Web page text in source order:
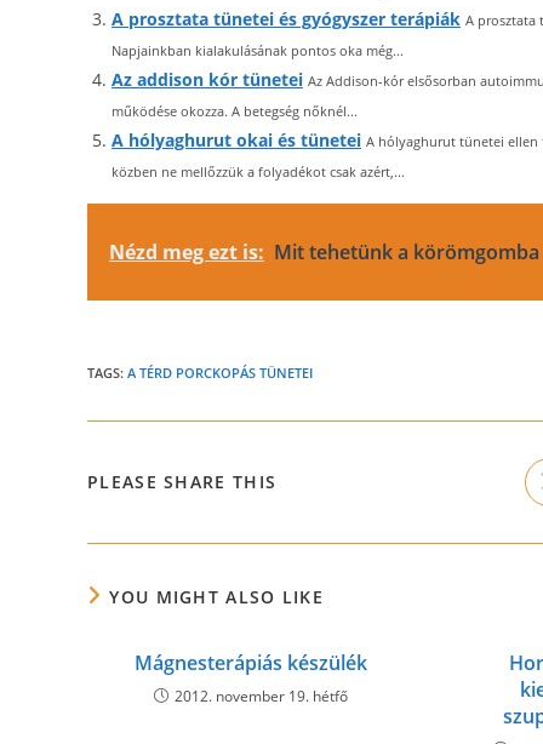
A prosztata tünetei és gyógyszer terápiák A prosztata
Napjainkban kialakulásának pontos oka még...
Az addison kór tünetei Az Addison-kór elsősorban
működése okozza. A betegség nőknél...
A hólyaghurut okai és tünetei A hólyaghurut tünetei ellen
közben ne mellőzzük a folyadékot csak azért,...
Nézd meg ezt is: Mit tehetünk a
TAGS: A TÉRD PORCKOPÁS TÜNETEI
PLEASE SHARE THIS
YOU MIGHT ALSO LIKE
Mágnesterápiás készülék
2012. november 19. hétfő